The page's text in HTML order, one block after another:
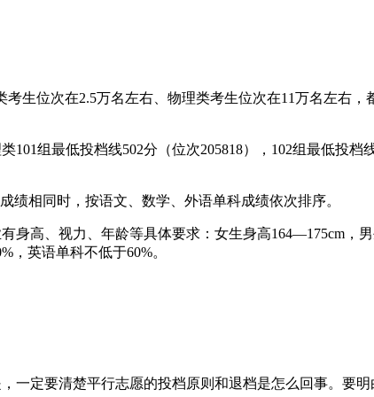
生位次在2.5万名左右、物理类考生位次在11万名左右，
组最低投档线502分（位次205818），102组最低投档
绩相同时，按语文、数学、外语单科成绩依次排序。
高、视力、年龄等具体要求：女生身高164—175cm，
英语单科不低于60%。
一定要清楚平行志愿的投档原则和退档是怎么回事。要